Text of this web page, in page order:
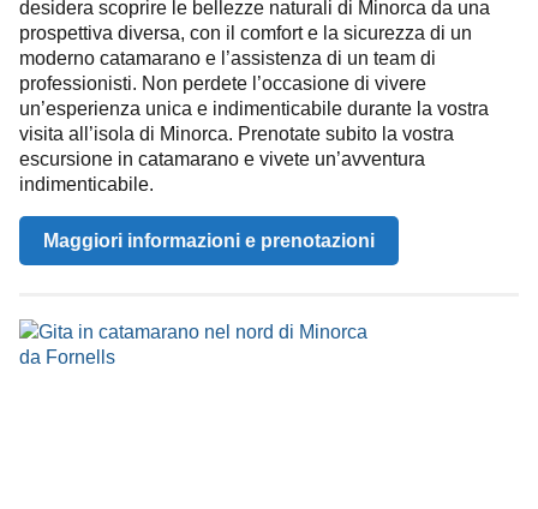
desidera scoprire le bellezze naturali di Minorca da una
prospettiva diversa, con il comfort e la sicurezza di un
moderno catamarano e l’assistenza di un team di
professionisti. Non perdete l’occasione di vivere
un’esperienza unica e indimenticabile durante la vostra
visita all’isola di Minorca. Prenotate subito la vostra
escursione in catamarano e vivete un’avventura
indimenticabile.
Maggiori informazioni e prenotazioni